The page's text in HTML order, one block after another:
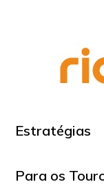
Estratégias
Para os